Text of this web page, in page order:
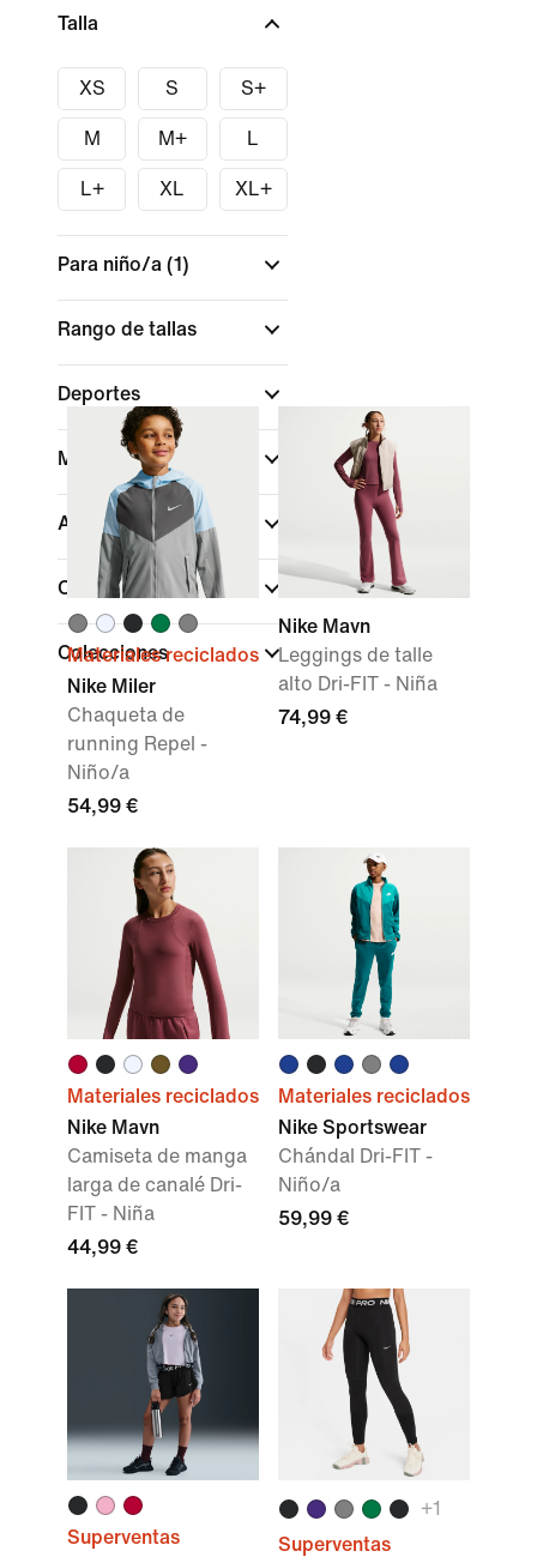
Talla
XS S S+
M M+ L
L+ XL XL+
Para niño/a (1)
Rango de tallas
Deportes
Marca
Ajuste
Características
Colecciones
Materiales reciclados
Nike Miler
Chaqueta de
running Repel -
Niño/a
54,99 €
Nike Mavn
Leggings de talle
alto Dri-FIT - Niña
74,99 €
Materiales reciclados
Nike Mavn
Camiseta de manga
larga de canalé Dri-
FIT - Niña
44,99 €
Materiales reciclados
Nike Sportswear
Chándal Dri-FIT -
Niño/a
59,99 €
Superventas
+1
Superventas